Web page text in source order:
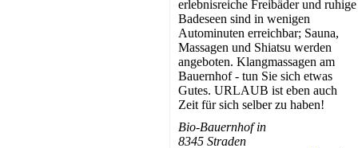
erlebnisreiche Freibäder und ruhige
Badeseen sind in wenigen
Autominuten erreichbar; Sauna,
Massagen und Shiatsu werden
angeboten. Klangmassagen am
Bauernhof - tun Sie sich etwas
Gutes. URLAUB ist eben auch
Zeit für sich selber zu haben!
Bio-Bauernhof in
8345 Straden